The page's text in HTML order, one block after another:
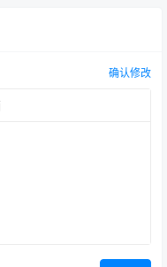
确认修改